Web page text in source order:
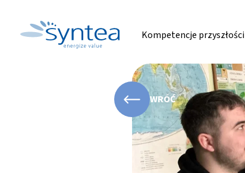
Kompetencje przyszłości
WRÓĆ